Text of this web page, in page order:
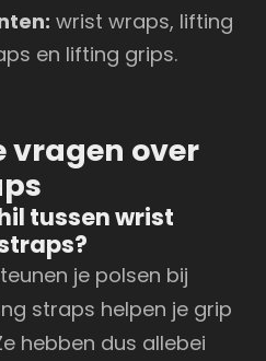
wrist wraps, lifting
en lifting grips.
vragen over
tussen wrist
je polsen bij
straps helpen je grip
hebben dus allebei